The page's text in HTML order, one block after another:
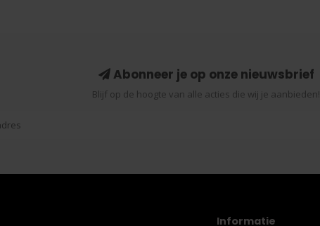
Abonneer je op onze nieuwsbrief
Blijf op de hoogte van alle acties die wij je aanbieden!
Informatie